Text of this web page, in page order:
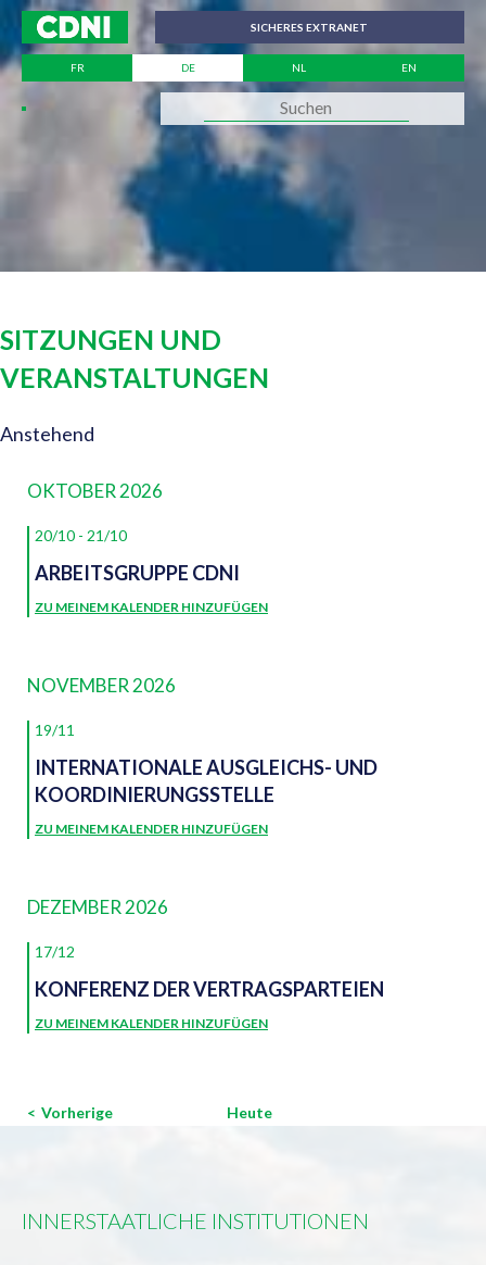
SICHERES EXTRANET
FR DE NL EN
SITZUNGEN UND
VERANSTALTUNGEN
VERANSTALTUNGEN
ANSICHTEN-
Anstehend
OKTOBER 2026
20/10 - 21/10
ARBEITSGRUPPE CDNI
ZU MEINEM KALENDER HINZUFÜGEN
NOVEMBER 2026
19/11
INTERNATIONALE AUSGLEICHS- UND
KOORDINIERUNGSSTELLE
ZU MEINEM KALENDER HINZUFÜGEN
DEZEMBER 2026
17/12
KONFERENZ DER VERTRAGSPARTEIEN
ZU MEINEM KALENDER HINZUFÜGEN
VorherigeVeranstaltungenHeute
INNERSTAATLICHE INSTITUTIONEN
Cookie-Einstellungen